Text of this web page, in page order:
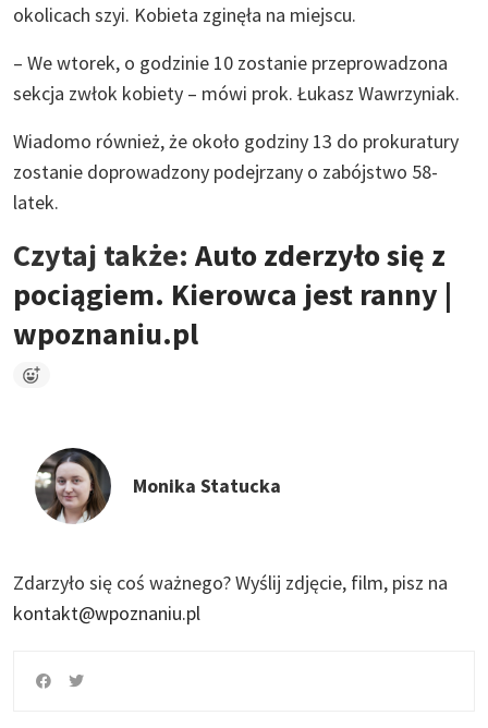
okolicach szyi. Kobieta zginęła na miejscu.
– We wtorek, o godzinie 10 zostanie przeprowadzona
sekcja zwłok kobiety – mówi prok. Łukasz Wawrzyniak.
Wiadomo również, że około godziny 13 do prokuratury
zostanie doprowadzony podejrzany o zabójstwo 58-
latek.
Czytaj także: Auto zderzyło się z
pociągiem. Kierowca jest ranny |
wpoznaniu.pl
Monika Statucka
Zdarzyło się coś ważnego?Wyślij zdjęcie, film, pisz na
kontakt@wpoznaniu.pl